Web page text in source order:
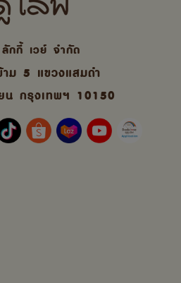
กกี้ เวย์ จํากัด
ม 5 แขวงแสมดำ
ยน กรุงเทพฯ 10150